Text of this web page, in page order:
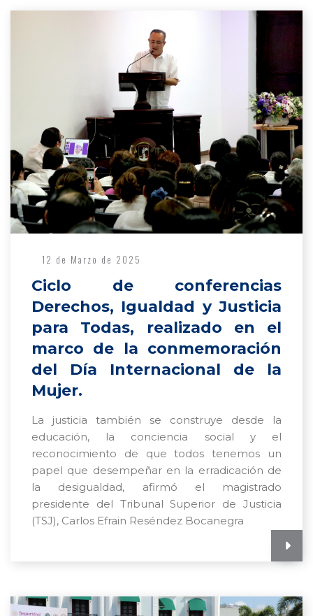
12 de Marzo de 2025
Ciclo de conferencias
Derechos, Igualdad y Justicia
para Todas, realizado en el
marco de la conmemoración
del Día Internacional de la
Mujer.
La justicia también se construye desde la
educación, la conciencia social y el
reconocimiento de que todos tenemos un
papel que desempeñar en la erradicación de
la desigualdad, afirmó el magistrado
presidente del Tribunal Superior de Justicia
(TSJ), Carlos Efrain Reséndez Bocanegra